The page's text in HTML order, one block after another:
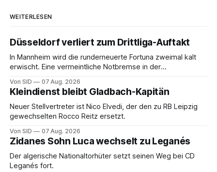
WEITERLESEN
Düsseldorf verliert zum Drittliga-Auftakt
In Mannheim wird die runderneuerte Fortuna zweimal kalt
erwischt. Eine vermeintliche Notbremse in der
Von SID 07 Aug. 2026
Kleindienst bleibt Gladbach-Kapitän
Neuer Stellvertreter ist Nico Elvedi, der den zu RB Leipzig
gewechselten Rocco Reitz ersetzt.
Von SID 07 Aug. 2026
Zidanes Sohn Luca wechselt zu Leganés
Der algerische Nationaltorhüter setzt seinen Weg bei CD
Leganés fort.